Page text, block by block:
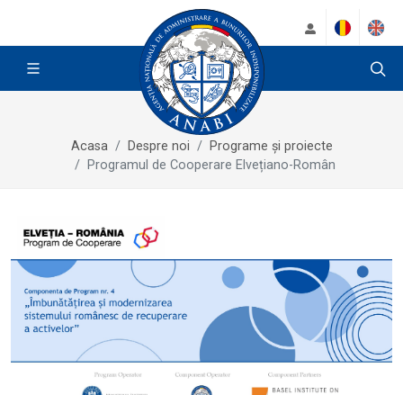
Acasa Despre noi
Programe și proiecte
Programul de Cooperare Elvețiano-Român